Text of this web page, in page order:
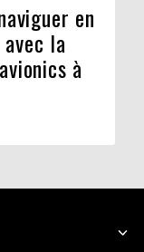
en
la
à